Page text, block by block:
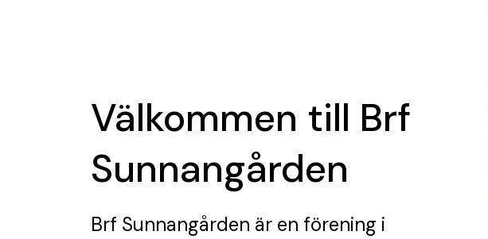
Välkommen till Brf
Sunnangården
Brf Sunnangården är en förening i